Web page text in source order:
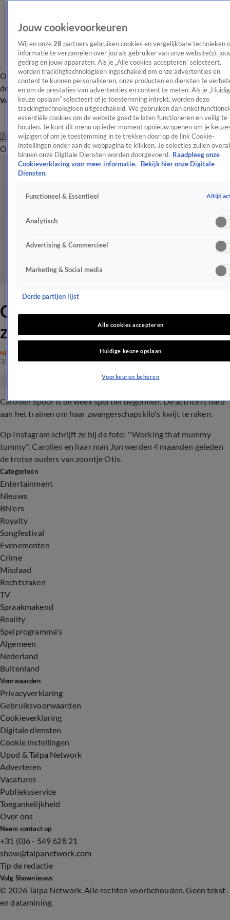
OverzichtAfleveringen Entertainment TV Algemeen
Tip
de redactieNieuwsbrief
Volg Shownieuws
Zoeken
OverzichtEntertainmentSpraakmakendRealityCrimeVideo's
Carolien pakt
zwangerschapskilo's aan
NIEUWS
30 okt 2017, 12:05
Carolien Spoor is de week sportief begonnen. De actrice is hard
aan het trainen om haar zwangerschapskilo's kwijt te raken.
Op Instagram schrijft ze bij de foto: ''Working that mummy
tummy''. Carolien en haar man Jon werden 4 maanden geleden
de trotse ouders van zoontje Otis.
Categorieën
Entertainment
Nieuws
BN'ers
Royalty
Songfestival
Evenementen
Crime
Misdaad
Rechtszaken
TV
Spraakmakend
Reality
Spelprogramma's
Algemeen
Nederland
Buitenland
Voorwaarden
Privacyverklaring
Gebruiksvoorwaarden
Cookieverklaring
Digitale diensten
Cookie instellingen
Upod & Talpa Network
Adverteren
Vacatures
Publieksservice
Toegankelijkheid
Over ons
Neem contact op
+31 (0)6 - 549 628 21
show@talpanetwork.com
Tip de redactie
Volg Shownieuws
© 2026 Talpa Network. Alle rechten voorbehouden. Geen tekst-
en datamining.
Jouw cookievoorkeuren
Wij en onze 28 partners gebruiken cookies en vergelijkbare technieken
informatie te verzamelen over jou als gebruiker van onze website(s),
gedrag en jouw apparaten. Als je „Alle cookies accepteren” selecteert,
worden trackingtechnologieën ingeschakeld om onze advertenties en
content te kunnen personaliseren, onze producten en diensten te
en om de prestaties van advertenties en content te meten. Als je
keuze opslaan” selecteert of je toestemming intrekt, worden deze
trackingtechnologieën uitgeschakeld. We gebruiken dan enkel
essentiële cookies om de website goed te laten functioneren en veilig te
houden. Je kunt dit menu op ieder moment opnieuw openen om je
wijzigen of om je toestemming in te trekken door op de link Cookie-
instellingen onder aan de webpagina te klikken. Je selecties zullen overal
binnen onze Digitale Diensten worden doorgevoerd. Raadpleeg onze
Cookieverklaring voor meer informatie.
Bekijk hier onze Digitale
Diensten.
Functioneel & Essentieel Altijd
Analytisch
Advertising & Commercieel
Marketing & Social media
Derde partijen lijst
Alle cookies accepteren
Huidige keuze opslaan
Voorkeuren beheren